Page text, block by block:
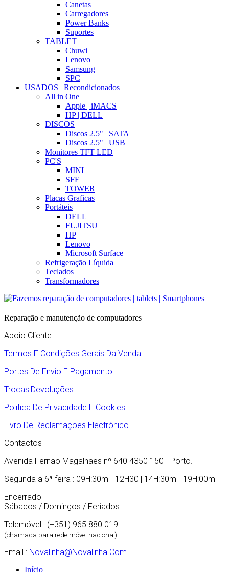
Canetas
Carregadores
Power Banks
Suportes
TABLET
Chuwi
Lenovo
Samsung
SPC
USADOS | Recondicionados
All in One
Apple | iMACS
HP | DELL
DISCOS
Discos 2.5" | SATA
Discos 2.5" | USB
Monitores TFT LED
PC'S
MINI
SFF
TOWER
Placas Graficas
Portáteis
DELL
FUJITSU
HP
Lenovo
Microsoft Surface
Refrigeração Líquida
Teclados
Transformadores
Reparação e manutenção de computadores
Apoio Cliente
Termos E Condições Gerais Da Venda
Portes De Envio E Pagamento
Trocas|Devoluções
Politica De Privacidade E Cookies
Livro De Reclamações Electrónico
Contactos
Avenida Fernão Magalhães nº 640 4350 150 - Porto.
Segunda a 6ª feira : 09H:30m - 12H30 | 14H:30m - 19H:00m
Encerrado
Sábados / Domingos / Feriados
Telemóvel : (+351) 965 880 019
(chamada para rede móvel nacional)
Email : Novalinha@novalinha.com
Início